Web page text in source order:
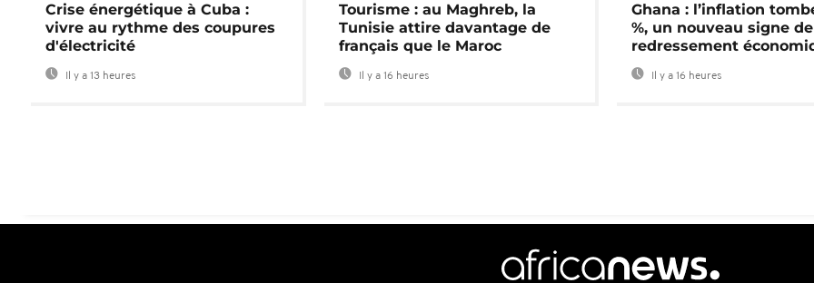
Crise énergétique à Cuba :
vivre au rythme des coupures
d'électricité
Il y a 13 heures
Tourisme : au Maghreb, la
Tunisie attire davantage de
français que le Maroc
Il y a 16 heures
Ghana : l’inflation
%, un nouveau signe de
redressement
Il y a 16 heures